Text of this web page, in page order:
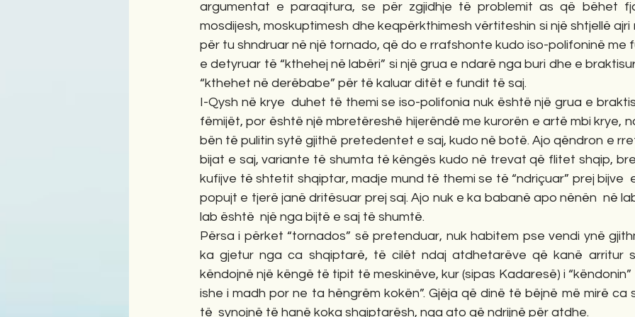
argumentat e paraqitura, se për zgjidhje të problemit as që bëhet
mosdijesh, moskuptimesh dhe keqpërkthimesh vërtiteshin si një shtjellë
për tu shndruar në një tornado, që do e rrafshonte kudo iso-polifoninë me
e detyruar të “kthehej në labëri” si një grua e ndarë nga buri dhe e
“kthehet në derëbabe” për të kaluar ditët e fundit të saj.
I-Qysh në krye  duhet të themi se iso-polifonia nuk është një grua e
fëmijët, por është një mbretëreshë hijerëndë me kurorën e artë mbi krye,
bën të pulitin sytë gjithë pretedentet e saj, kudo në botë. Ajo qëndron e
bijat e saj, variante të shumta të këngës kudo në trevat që flitet shqip,
kufijve të shtetit shqiptar, madje mund të themi se të “ndriçuar” prej bijve
popujt e tjerë janë dritësuar prej saj. Ajo nuk e ka babanë apo nënën  në
lab është  një nga bijtë e saj të shumtë.
Përsa i përket “tornados” së pretenduar, nuk habitem pse vendi ynë
ka gjetur nga ca shqiptarë, të cilët ndaj atdhetarëve që kanë arritur
këndojnë një këngë të tipit të meskinëve, kur (sipas Kadaresë) i “këndonin”
ishe i madh por ne ta hëngrëm kokën”. Gjëja që dinë të bëjnë më mirë ca
të  synojnë të hanë koka shqiptarësh, nga ato që ndrijnë për atdhe.